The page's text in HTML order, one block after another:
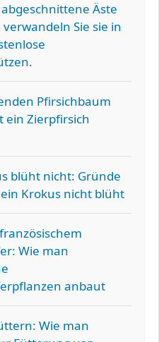
Äste
Sie sie in
Pfirsichbaum
ein Zierpfirsich
blüht nicht: Gründe
Krokus nicht blüht
Wie man
anbaut
Wie man